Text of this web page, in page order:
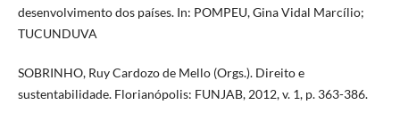
desenvolvimento dos países. In: POMPEU, Gina Vidal Marcílio;
TUCUNDUVA
SOBRINHO, Ruy Cardozo de Mello (Orgs.). Direito e
sustentabilidade. Florianópolis: FUNJAB, 2012, v. 1, p. 363-386.